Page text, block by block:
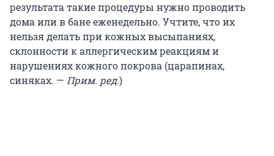
результата такие процедуры нужно проводить
дома или в бане еженедельно. Учтите, что их
нельзя делать при кожных высыпаниях,
склонности к аллергическим реакциям и
нарушениях кожного покрова (царапинах,
синяках. — Прим. ред.)